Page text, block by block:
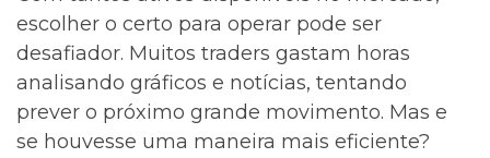
escolher o certo para operar pode ser
desafiador. Muitos traders gastam horas
analisando gráficos e notícias, tentando
prever o próximo grande movimento. Mas e
se houvesse uma maneira mais eficiente?